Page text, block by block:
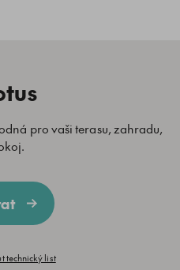
pro vaši terasu, zahradu,
technický list